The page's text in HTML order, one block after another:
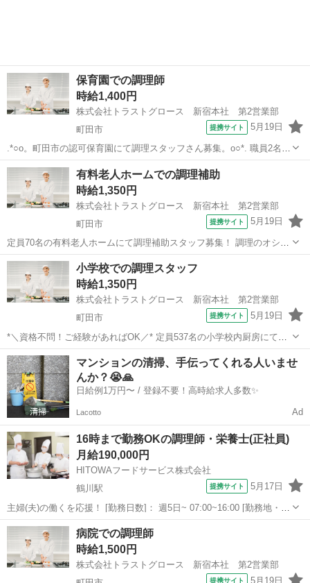
保育園での調理師
時給1,400円
株式会社トラストグロース 新宿本社 第2営業部
町田市
提携サイト 5月19日
.*○o。町田市の認可保育園にて調理スタッフさん募集。o○*. 職員2名体
制、で乳児21名・職員20名(計41名)の昼食作りをお任せします！ 美味
しい給食を通して こどもたちの喜ぶ顔を見ることができるやりがいの
あるお仕事...
東京 町田市 キッチン
有料老人ホームでの調理補助
時給1,350円
株式会社トラストグロース 新宿本社 第2営業部
町田市
提携サイト 5月19日
定員70名の有料老人ホームにて調理補助スタッフ募集！ 調理のオシゴ
トがはじめての方もご応募可能です◎ 調理師の指示に従い、 簡単な調
理補助・配膳・下膳・盛り付け・カット・洗浄等をお願いします。 難
しい作業はありませんので...
東京 町田市 キッチン
小学校での調理スタッフ
時給1,350円
株式会社トラストグロース 新宿本社 第2営業部
町田市
提携サイト 5月19日
*＼資格不問！ご経験があればOK／* 定員537名の小学校内厨房にて調
理業務をお任せします。 仕込み・調理・盛り付け・洗浄など。 ★食事
補助あり(給食) ★制服貸与 ★車通勤相談可能 美味しい給食を通して
こどもたちの...
東京 町田市
マンションの清掃、手伝ってくれる人いませ
んか？😭🙏
日給例1万円〜 / 登録不要！高時給求人多数✨
Lacotto Ad
16時まで勤務OKの調理師・栄養士(正社員)
月給190,000円
HITOWAフードサービス株式会社
鶴川駅
提携サイト 5月17日
主婦(夫)の働くを応援！ [勤務日数]： 週5日~ 07:00~16:00 [勤務地・最
寄駅]： 東京都町田市野津田町2003 町田市内学校/HITOWAフードサー
ビス 鶴川駅 [職種名]：調理師・栄養士(正社員) ...
東京 町田市 鶴川駅 キッチン
病院での調理師
時給1,500円
株式会社トラストグロース 新宿本社 第2営業部
提携サイト 5月19日